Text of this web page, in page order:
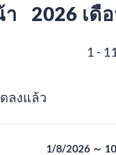
2026 เดื
1 -
ลงแล้ว
1/8/2026 ～